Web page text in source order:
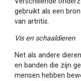
gebruikt als een
van artritis.
Vis en schaaldieren
Net als andere
en banden die zijn
mensen hebben